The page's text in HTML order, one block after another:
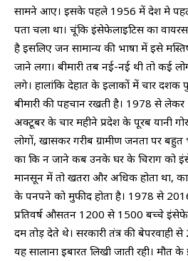
सामने आए। इसके पहले 1956 में देश मे
पता चला था। चूंकि इंसेफेलाइटिस का
है इसलिए जन सामान्य की भाषा में इसे
जाने लगा। बीमारी तब नई-नई थी तो कई
लगे। हालांकि देहात के इलाकों में चार दशक
बीमारी की पहचान रखती है। 1978 से
अक्टूबर के चार महीने प्रदेश के पूरब यानी
लोगों, खासकर गरीब ग्रामीण जनता पर
का कि न जाने कब उनके घर के चिराग को
मानसून में तो खतरा और अधिक होता था,
के पनपने को मुफीद होता है। 1978 से 2016
प्रतिवर्ष औसतन 1200 से 1500 बच्चे
दम तोड़ देते थे। सरकारी तंत्र की
यह सालाना इबारत लिखी जाती रही। मौत